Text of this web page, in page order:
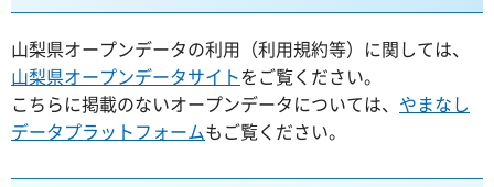
山梨県オープンデータの利用（利用規約等）に関しては、
山梨県オープンデータサイトをご覧ください。
こちらに掲載のないオープンデータについては、 やまなし
データプラットフォームもご覧ください。